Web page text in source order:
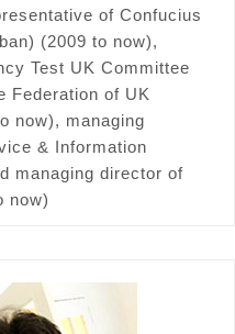
of Confucius
(2009 to now),
Test UK Committee
Federation of UK
now), managing
& Information
managing director of
now)